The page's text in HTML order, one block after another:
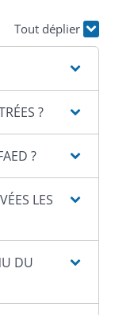
Tout déplier
?
?
LES
DU